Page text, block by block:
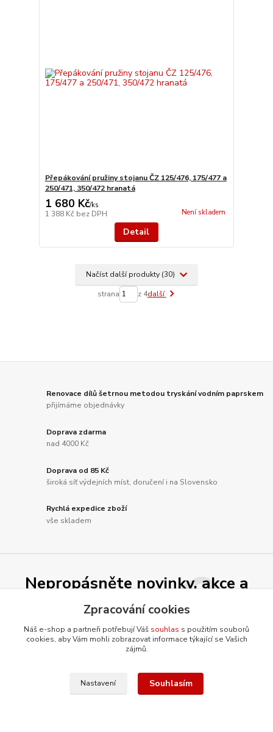
Přepákování pružiny stojanu ČZ 125/476, 175/477 a
250/471, 350/472 hranatá
1 680 Kč/ks
1 388 Kč bez DPH Není skladem
Detail
Načíst další produkty (30)
strana z 4další
Renovace dílů šetrnou metodou tryskání vodním paprskem
přijímáme objednávky
Doprava zdarma
nad 4000 Kč
Doprava od 85 Kč
široká síť výdejních míst, doručení i na Slovensko
Rychlá expedice zboží
vše skladem
Nepropásněte novinky, akce a
slevy!
Přihlásit se
Můžete se kdykoli odhlásit. Zasíláme jednou za 14 dní.
Zpracování cookies
Náš e-shop a partneři potřebují Váš souhlas s použitím souborů
cookies, aby Vám mohli zobrazovat informace týkající se Vašich
zájmů.
Nastavení Souhlasím